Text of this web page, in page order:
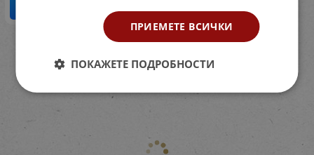
ПРИЕМЕТЕ ВСИЧКИ
ПОКАЖЕТЕ ПОДРОБНОСТИ